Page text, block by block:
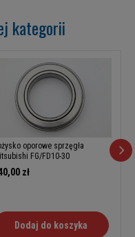
kategorii
oporowe sprzęgła
FG/FD10-30
zł
Dodaj do koszyka